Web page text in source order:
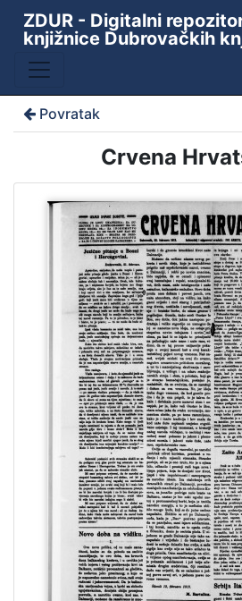
ZDUR - Digitalni
knjižnice Dubrovačkih
Povratak
Crvena